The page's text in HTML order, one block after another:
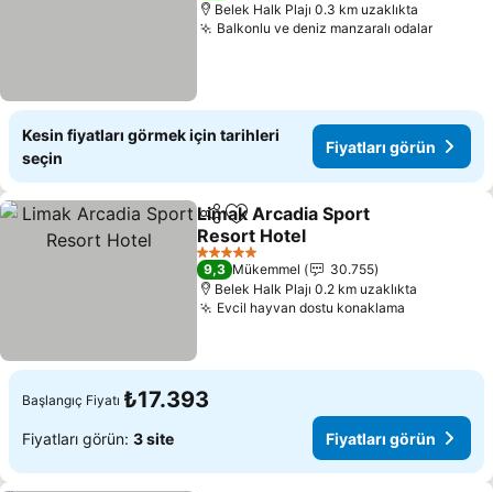
Belek Halk Plajı 0.3 km uzaklıkta
Balkonlu ve deniz manzaralı odalar
Kesin fiyatları görmek için tarihleri
seçin
Fiyatları görün
PaylaşFavorilerime ekle
Limak Arcadia Sport
Resort Hotel
Fiyatları görün
5 Yıldız
9,3 Mükemmel
30.755
Belek Halk Plajı 0.2 km uzaklıkta
Evcil hayvan dostu konaklama
Başlangıç Fiyatı ₺17.393
Fiyatları görün: 3 site Fiyatları görün